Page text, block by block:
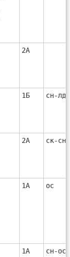
2А
1Б сн-
2А ск-
1А ос
1А сн-ос